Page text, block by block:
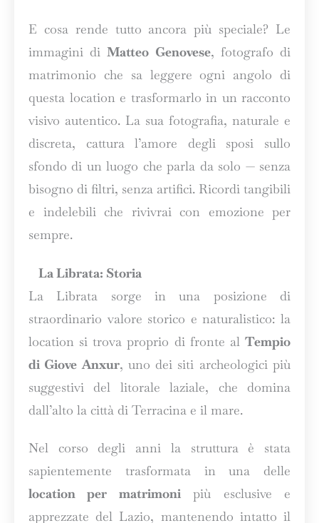
E cosa rende tutto ancora più speciale? Le
immagini diMatteo Genovese, fotografo di
matrimonio che sa leggere ogni angolo di
questa location e trasformarlo in un racconto
visivo autentico. La sua fotografia, naturale e
discreta, cattura l’amore degli sposi sullo
sfondo di un luogo che parla da solo — senza
bisogno di filtri, senza artifici. Ricordi tangibili
e indelebili che rivivrai con emozione per
sempre.
La Librata: Storia
La Librata sorge in una posizione di
straordinario valore storico e naturalistico: la
location si trova proprio di fronte al Tempio
di Giove Anxur, uno dei siti archeologici più
suggestivi del litorale laziale, che domina
dall’alto la città di Terracina e il mare.
Nel corso degli anni la struttura è stata
sapientemente trasformata in una delle
location per matrimonipiù esclusive e
apprezzate del Lazio, mantenendo intatto il